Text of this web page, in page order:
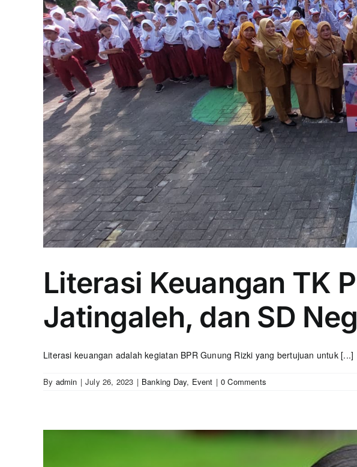
Literasi Keuangan TK
Jatingaleh, dan SD
Literasi keuangan adalah kegiatan BPR Gunung Rizki yang bertujuan untuk [...]
By admin | July 26, 2023 | Banking Day, Event | 0 Comments